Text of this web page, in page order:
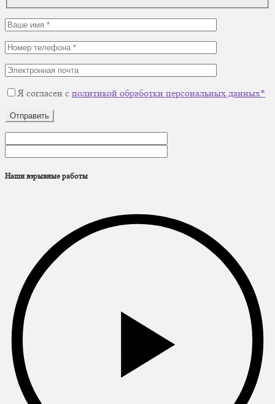
Я согласен с политикой обработки персональных данных*
Отправить
Наши взрывные работы